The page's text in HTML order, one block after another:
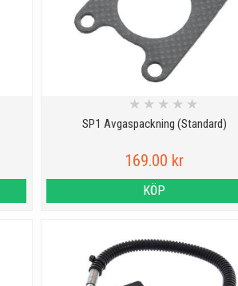
SP1 Avgaspackning (Standard)
★ ★ ★ ★ ★
169.00 kr
KÖP